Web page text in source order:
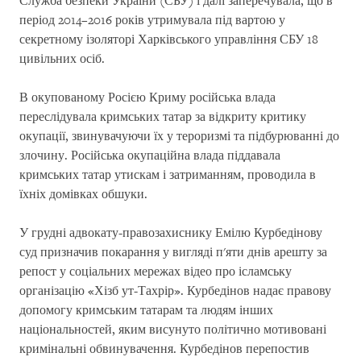
період 2014–2016 років утримувала під вартою у
секретному ізоляторі Харківського управління СБУ 18
цивільних осіб.
В окупованому Росією Криму російська влада
переслідувала кримських татар за відкриту критику
окупації, звинувачуючи їх у тероризмі та підбурюванні до
злочину. Російська окупаційна влада піддавала
кримських татар утискам і затриманням, проводила в
їхніх домівках обшуки.
У грудні адвокату-правозахиснику Емілю Курбедінову
суд призначив покарання у вигляді п'яти днів арешту за
репост у соціальних мережах відео про ісламську
організацію «Хізб ут-Тахрір». Курбедінов надає правову
допомогу кримським татарам та людям інших
національностей, яким висунуто політично мотивовані
кримінальні обвинувачення. Курбедінов перепостив